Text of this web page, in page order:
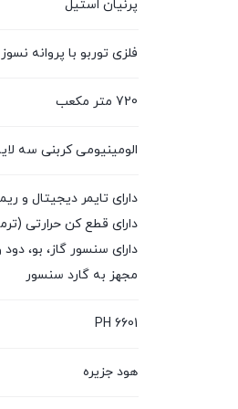
پرنیان استیل
فلزی توربو با پروانه نسوز
720 متر مکعب
الومینیومی کربنی سه
دارای تایمر دیجیتال و
دارای قطع کن حرارتی
دارای سنسور گاز، بو،
مجهز به گارد سنسور
PH 6601
هود جزیره